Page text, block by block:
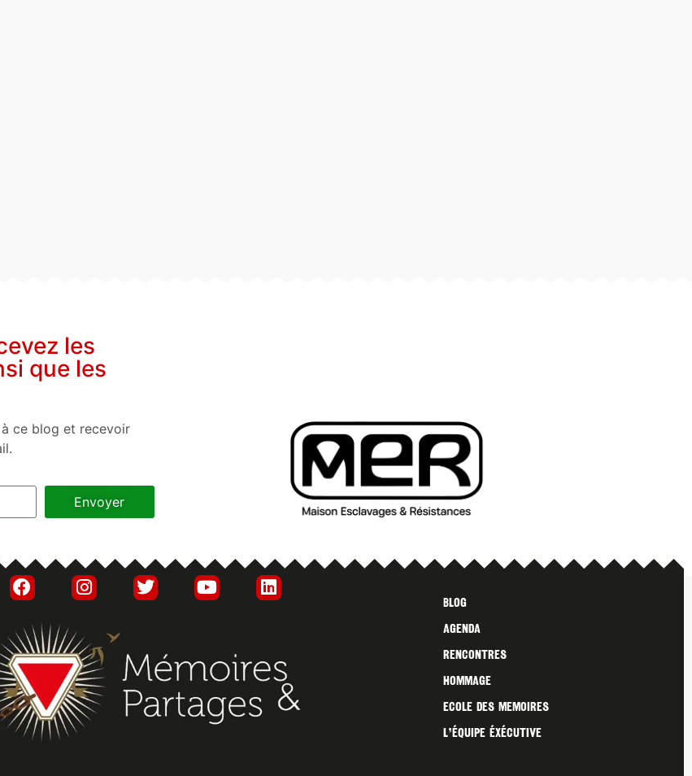
les
que les
ce blog et recevoir
Envoyer
Blog
Agenda
Rencontres
Hommage
Ecole des Memoires
L’ÉQUIPE ÉXÉCUTIVE